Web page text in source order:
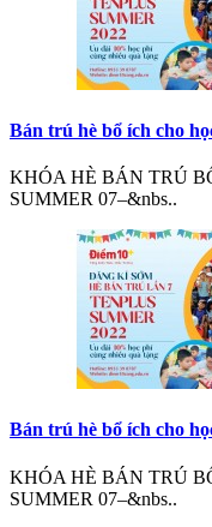
Bán trú hè bổ ích cho
KHÓA HÈ BÁN TRÚ
SUMMER 07–&nbs..
Bán trú hè bổ ích cho
KHÓA HÈ BÁN TRÚ
SUMMER 07–&nbs..